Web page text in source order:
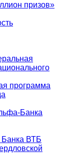
призов»
программа
Банка
Банка ВТБ